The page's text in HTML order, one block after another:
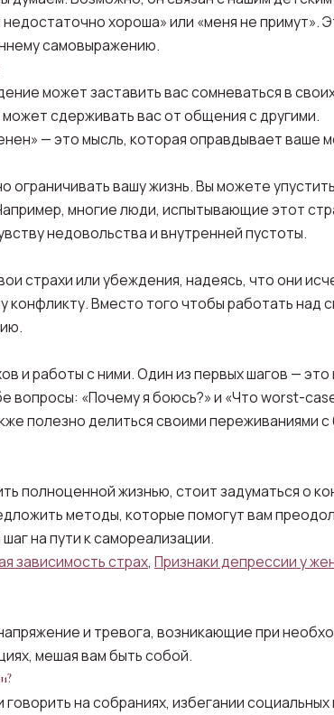
хороша» или «меня не
самовыражению.
может заставить вас сомневаться в
сдерживать вас от общения с другими.
— это мысль, которая оправдывает ваше
ограничивать вашу жизнь. Вы можете
многие люди, испытывающие этот
недовольства и внутренней пустоты.
страхи или убеждения, надеясь, что они
конфликту. Вместо того чтобы работать над
и работы с ними. Один из первых шагов —
вопросы: «Почему я боюсь?» и «Что worst-
полезно делиться своими переживаниями
полноценной жизнью, стоит задуматься о
методы, которые помогут вам
на пути к самореализации.
зависимость страх, Признаки депрессии у
и тревога, возникающие при
мешая вам быть собой.
на собраниях, избегании